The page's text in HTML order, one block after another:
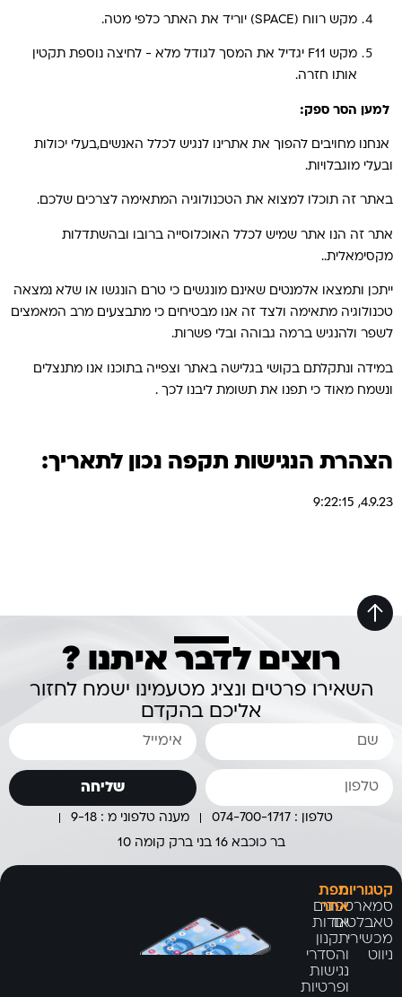
מקש רווח (SPACE) יוריד את האתר כלפי מטה.
מקש F11 יגדיל את המסך לגודל מלא - לחיצה נוספת תקטין
אותו חזרה.
למען הסר ספק:
אנחנו מחויבים להפוך את אתרינו לנגיש לכלל האנשים,בעלי יכולות
ובעלי מוגבלויות.
באתר זה תוכלו למצוא את הטכנולוגיה המתאימה לצרכים שלכם.
אתר זה הנו אתר שמיש לכלל האוכלוסייה ברובו ובהשתדלות
מקסימאלית..
ייתכן ותמצאו אלמנטים שאינם מונגשים כי טרם הונגשו או שלא נמצאה
טכנולוגיה מתאימה ולצד זה אנו מבטיחים כי מתבצעים מרב המאמצים
לשפר ולהנגיש ברמה גבוהה ובלי פשרות.
במידה ונתקלתם בקושי בגלישה באתר וצפייה בתוכנו אנו מתנצלים
ונשמח מאוד כי תפנו את תשומת ליבנו לכך .
הצהרת הנגישות תקפה נכון לתאריך:
4.9.23, 9:22:15
רוצים לדבר איתנו ?
השאירו פרטים ונציג מטעמינו ישמח לחזור
אליכם בהקדם
שליחה
טלפון : 074-700-1717 מענה טלפוני מ : 9-18
בר כוכבא 16 בני ברק קומה 10
קטגוריות
סמארטפונים
טאבלטים
מכשירי
ניווט
מפת
אתר
אודות
תקנון
והסדרי
נגישות
ופרטיות